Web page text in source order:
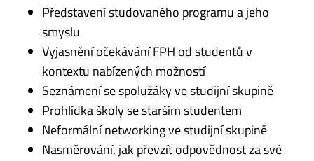
Představení studovaného programu a jeho
smyslu
Vyjasnění očekávání FPH od studentů v
kontextu nabízených možností
Seznámení se spolužáky ve studijní skupině
Prohlídka školy se starším studentem
Neformální networking ve studijní skupině
Nasměrování, jak převzít odpovědnost za své